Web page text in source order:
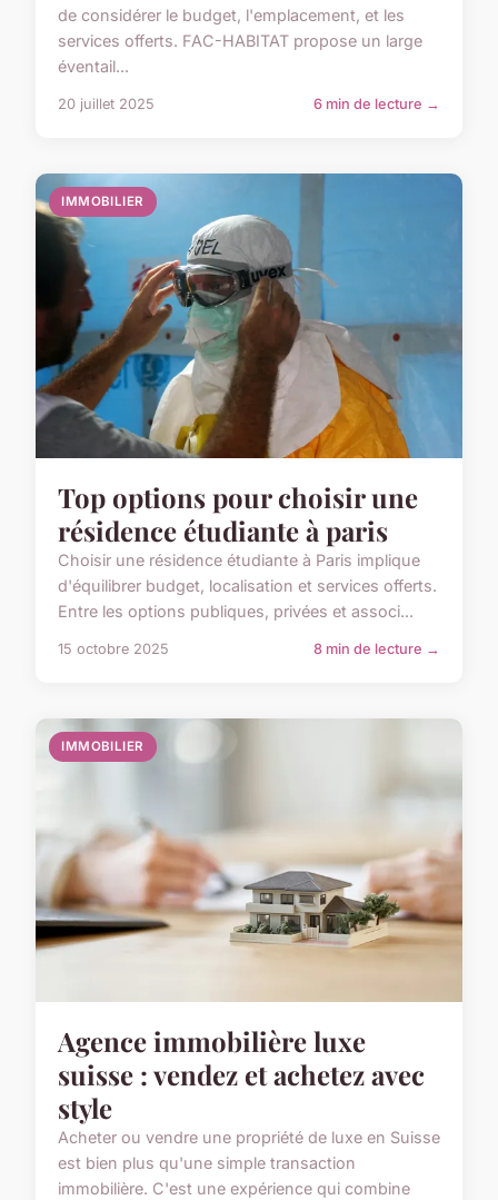
de considérer le budget, l'emplacement, et les
services offerts. FAC-HABITAT propose un large
éventail...
20 juillet 2025 6 min de lecture →
IMMOBILIER
Top options pour choisir une
résidence étudiante à paris
Choisir une résidence étudiante à Paris implique
d'équilibrer budget, localisation et services offerts.
Entre les options publiques, privées et associ...
15 octobre 2025 8 min de lecture →
IMMOBILIER
Agence immobilière luxe
suisse : vendez et achetez avec
style
Acheter ou vendre une propriété de luxe en Suisse
est bien plus qu'une simple transaction
immobilière. C'est une expérience qui combine